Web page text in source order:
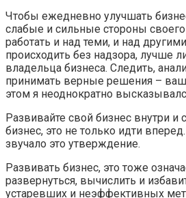
Чтобы ежедневно улучшать
слабые и сильные стороны
работать и над теми, и над
происходить без надзора, лучше
владельца бизнеса. Следить,
принимать верные решения –
этом я неоднократно
Развивайте свой бизнес внутри и
бизнес, это не только идти
звучало это утверждение.
Развивать бизнес, это тоже
развернуться, вычислить и
устаревших и неэффективных